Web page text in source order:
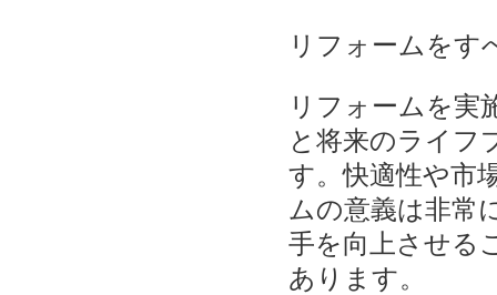
リフォームをす
リフォームを実
と将来のライフ
す。快適性や市
ムの意義は非常
手を向上させる
あります。